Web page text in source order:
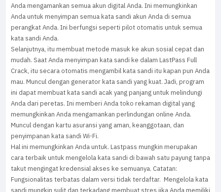
Anda mengamankan semua akun digital Anda. Ini memungkinkan
Anda untuk menyimpan semua kata sandi akun Anda di semua
perangkat Anda. Ini berfungsi seperti pilot otomatis untuk semua
kata sandi Anda.
Selanjutnya, itu membuat metode masuk ke akun sosial cepat dan
mudah. Saat Anda menyimpan kata sandi ke dalam LastPass Full
Crack, itu secara otomatis mengambil kata sandi itu kapan pun Anda
mau. Muncul dengan generator kata sandi yang kuat. Jadi, program
ini dapat membuat kata sandi acak yang panjang untuk melindungi
Anda dari peretas. Ini memberi Anda toko rekaman digital yang
memungkinkan Anda mengamankan perlindungan online Anda.
Muncul dengan kartu asuransi yang aman, keanggotaan, dan
penyimpanan kata sandi Wi-Fi.
Hal ini memungkinkan Anda untuk. Lastpass mungkin merupakan
cara terbaik untuk mengelola kata sandi di bawah satu payung tanpa
takut mengingat kredensial akses ke semuanya. Catatan:
Fungsionalitas terbatas dalam versi tidak terdaftar. Mengelola kata